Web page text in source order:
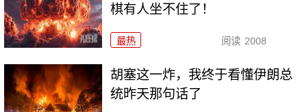
棋有人坐不住了！
最热 阅读 2008
胡塞这一炸，我终于看懂伊朗总
统昨天那句话了